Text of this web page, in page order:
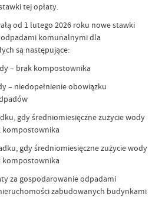
tej opłaty.
od 1 lutego 2026 roku nowe stawki
komunalnymi dla
są następujące:
– brak kompostownika
– niedopełnienie obowiązku
gdy średniomiesięczne zużycie wody
kompostownika
gdy średniomiesięczne zużycie wody
kompostownika
za gospodarowanie odpadami
zabudowanych budynkami